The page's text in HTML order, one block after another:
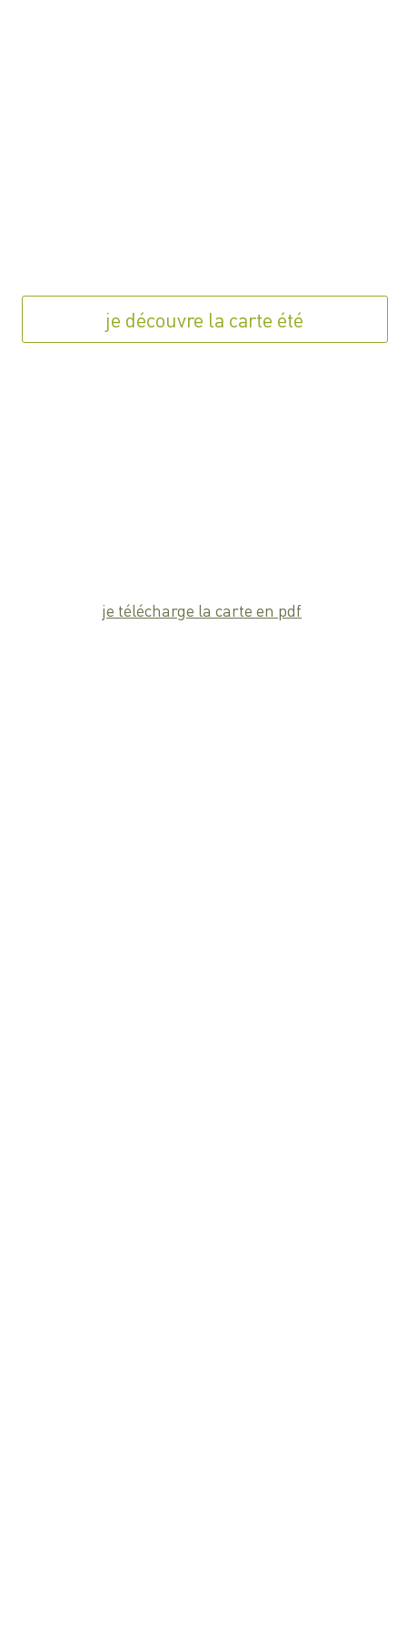
je découvre la carte été
je télécharge la carte en pdf